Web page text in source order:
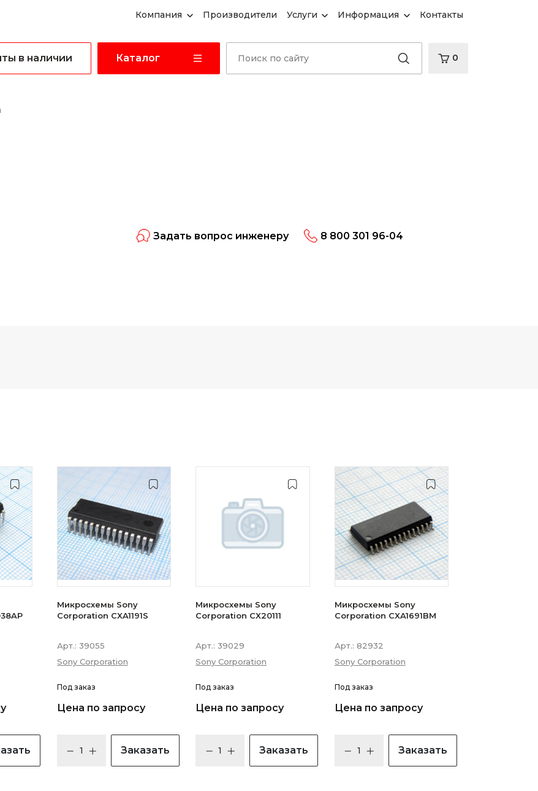
Компания Производители Услуги Информация Контакты
в наличии Каталог 0
Задать вопрос инженеру 8 800 301 96-04
Микросхемы Sony
Corporation CXA1191S
Арт.: 39055
Sony Corporation
Под заказ
Цена по запросу
Заказать
Микросхемы Sony
Corporation CX20111
Арт.: 39029
Sony Corporation
Под заказ
Цена по запросу
Заказать
Микросхемы Sony
Corporation CXA1691BM
Арт.: 82932
Sony Corporation
Под заказ
Цена по запросу
Заказать